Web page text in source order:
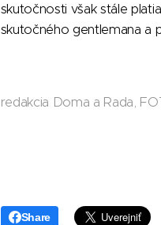
skutočnosti však stále
skutočného gentlemana a
redakcia Doma a Rada,
Share